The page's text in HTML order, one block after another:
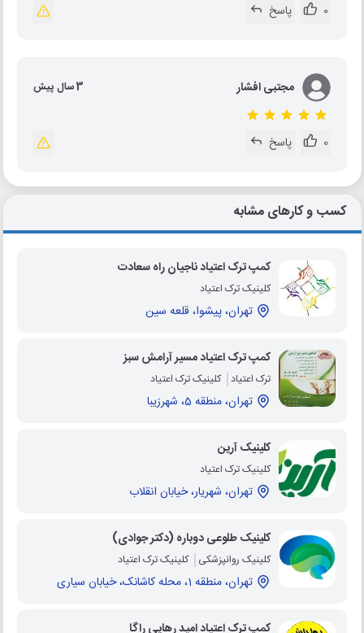
0 پاسخ
مجتبی افشار 3 سال پیش
0 پاسخ
کسب و کارهای مشابه
کمپ ترک اعتیاد ناجیان راه سعادت
کلینیک ترک اعتیاد
تهران، پیشوا، قلعه سین
کمپ ترک اعتیاد مسیر آرامش سبز
ترک اعتیاد کلینیک ترک اعتیاد
تهران، منطقه 5، شهرزیبا
کلینیک آرین
کلینیک ترک اعتیاد
تهران، شهریار، خیابان انقلاب
کلینیک طلوعی دوباره (دکتر جوادی)
کلینیک روانپزشکی کلینیک ترک اعتیاد
تهران، منطقه 1، محله کاشانک، خیابان سیاری
کمپ ترک اعتیاد امید رهایی راگا